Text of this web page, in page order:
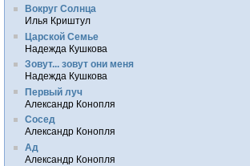
Вокруг Солнца
Илья Криштул
Царской Семье
Надежда Кушкова
Зовут... зовут они меня
Надежда Кушкова
Первый луч
Александр Конопля
Сосед
Александр Конопля
Ад
Александр Конопля